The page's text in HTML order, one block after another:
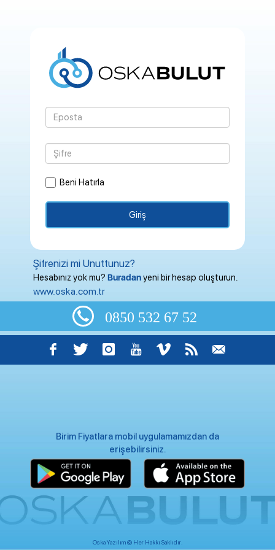
Beni Hatırla
Giriş
Şifrenizi mi Unuttunuz?
Hesabınız yok mu? Buradanyeni bir hesap oluşturun.
www.oska.com.tr
0850 532 67 52
Birim Fiyatlara mobil uygulamamızdan da
erişebilirsiniz.
Oska Yazılım © Her Hakkı Saklıdır.